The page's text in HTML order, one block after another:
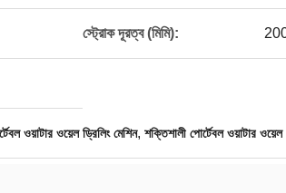
স্ট্রোক দূরত্ব (মিমি):
ওয়াটার ওয়েল ড্রিলিং মেশিন, শক্তিশালী পোর্টেবল ওয়াটার ওয়েল